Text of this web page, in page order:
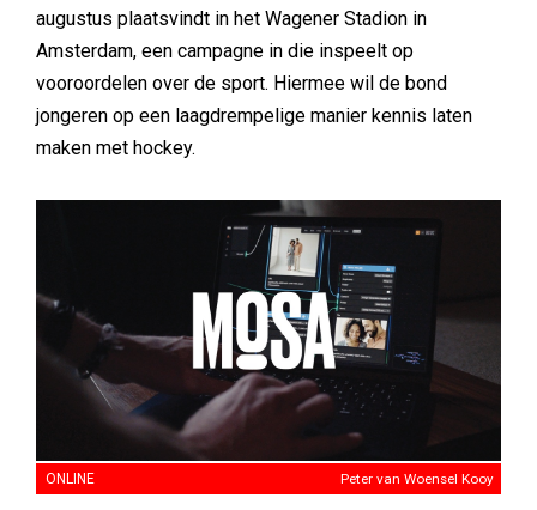
augustus plaatsvindt in het Wagener Stadion in
Amsterdam, een campagne in die inspeelt op
vooroordelen over de sport. Hiermee wil de bond
jongeren op een laagdrempelige manier kennis laten
maken met hockey.
ONLINE Peter van Woensel Kooy